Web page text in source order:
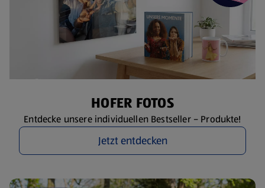
HOFER FOTOS
Entdecke unsere individuellen Bestseller – Produkte!
Jetzt entdecken